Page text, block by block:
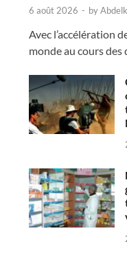
6 août 2026 - by
Avec l’accélération
monde au cours des